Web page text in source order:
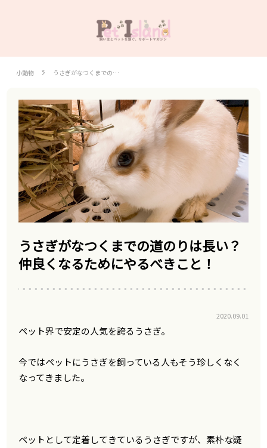
小動物 うさぎがなつくまでの…
うさぎがなつくまでの道のりは長い？
仲良くなるためにやるべきこと！
2020.09.01
ペット界で安定の人気を誇るうさぎ。
今ではペットにうさぎを飼っている人もそう珍しくなく
なってきました。
ペットとして定着してきているうさぎですが、素朴な疑